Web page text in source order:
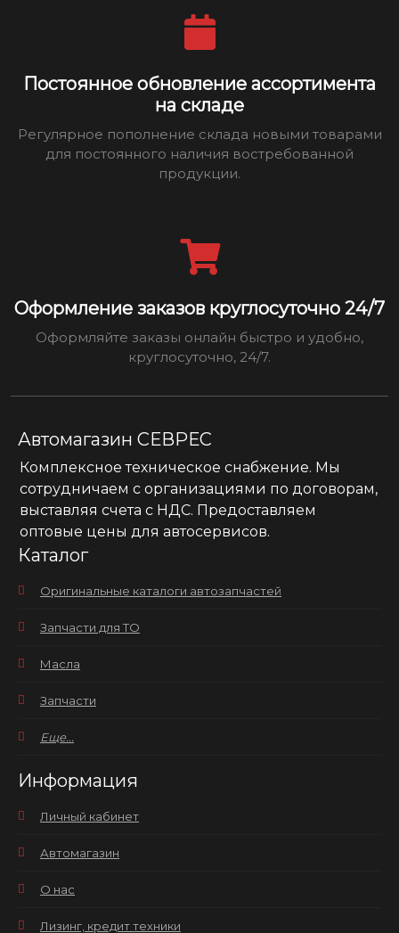
Постоянное обновление ассортимента
на складе
Регулярное пополнение склада новыми товарами
для постоянного наличия востребованной
продукции.
Оформление заказов круглосуточно 24/7
Оформляйте заказы онлайн быстро и удобно,
круглосуточно, 24/7.
Автомагазин СЕВРЕС
Комплексное техническое снабжение. Мы
сотрудничаем с организациями по договорам,
выставляя счета с НДС. Предоставляем
оптовые цены для автосервисов.
Каталог
Оригинальные каталоги автозапчастей
Запчасти для ТО
Масла
Запчасти
Еще...
Информация
Личный кабинет
Автомагазин
О нас
Лизинг, кредит техники